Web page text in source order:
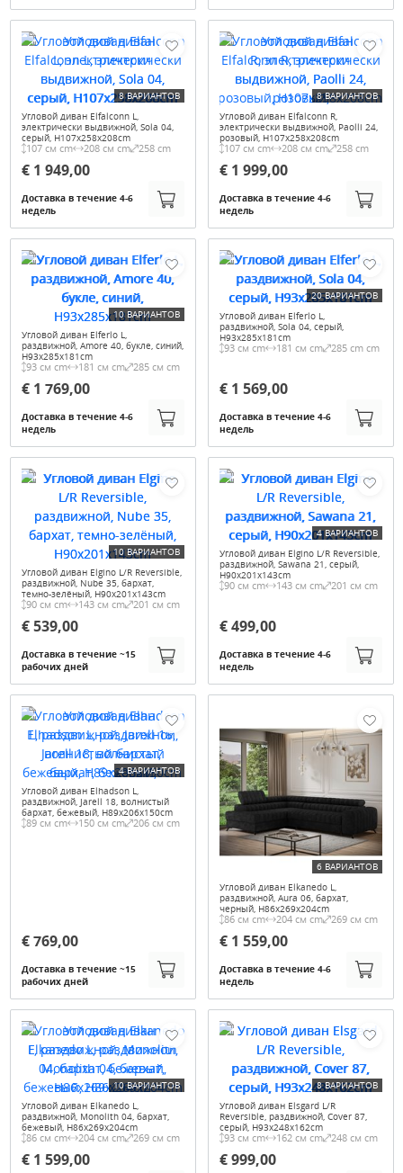
Угловой диван Elfalconn L,
электрически выдвижной, Sola 04,
серый, H107x258x208cm
107 см cm 208 см cm 258 cm
€ 1 949,00
Доставка в течение 4-6
недель
8 ВАРИАНТОВ
Угловой диван Elfalconn R,
электрически выдвижной, Paolli 24,
розовый, H107x258x208cm
107 см cm 208 см cm 258 cm
€ 1 999,00
Доставка в течение 4-6
недель
8 ВАРИАНТОВ
Угловой диван Elferlo L,
раздвижной, Amore 40, букле, синий,
H93x285x181cm
93 см cm 181 см cm 285 см cm
€ 1 769,00
Доставка в течение 4-6
недель
10 ВАРИАНТОВ
Угловой диван Elferlo L,
раздвижной, Sola 04, серый,
H93x285x181cm
93 см cm 181 см cm 285 cm cm
€ 1 569,00
Доставка в течение 4-6
недель
20 ВАРИАНТОВ
Угловой диван Elgino L/R Reversible,
раздвижной, Nube 35, бархат,
темно-зелёный, H90x201x143cm
90 см cm 143 см cm 201 см cm
€ 539,00
Доставка в течение ~15
рабочих дней
10 ВАРИАНТОВ
Угловой диван Elgino L/R Reversible,
раздвижной, Sawana 21, серый,
H90x201x143cm
90 см cm 143 см cm 201 см cm
€ 499,00
Доставка в течение 4-6
недель
4 ВАРИАНТОВ
Угловой диван Elhadson L,
раздвижной, Jarell 18, волнистый
бархат, бежевый, H89x206x150cm
89 см cm 150 см cm 206 см cm
€ 769,00
Доставка в течение ~15
рабочих дней
4 ВАРИАНТОВ
Угловой диван Elkanedo L,
раздвижной, Aura 06, бархат,
черный, H86x269x204cm
86 см cm 204 см cm 269 см cm
€ 1 559,00
Доставка в течение 4-6
недель
6 ВАРИАНТОВ
Угловой диван Elkanedo L,
раздвижной, Monolith 04, бархат,
бежевый, H86x269x204cm
86 см cm 204 см cm 269 см cm
€ 1 599,00
10 ВАРИАНТОВ
Угловой диван Elsgard L/R
Reversible, раздвижной, Cover 87,
серый, H93x248x162cm
93 см cm 162 см cm 248 см cm
€ 999,00
8 ВАРИАНТОВ